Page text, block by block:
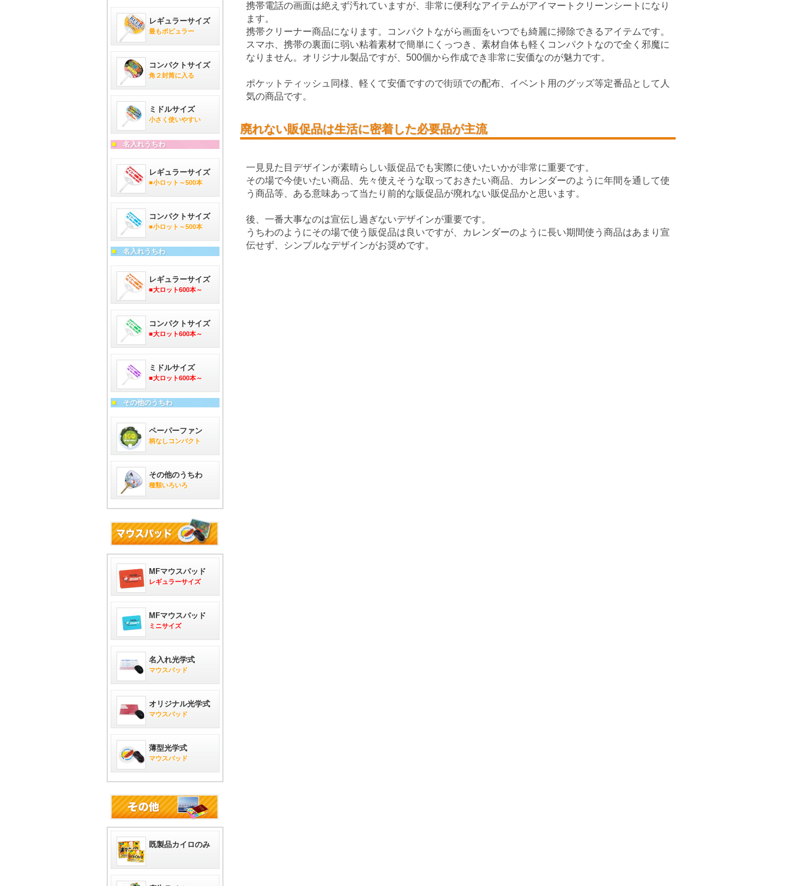
携帯電話の画面は絶えず汚れていますが、非常に便利なアイテムがアイマートクリーンシートになり
ます。
携帯クリーナー商品になります。コンパクトながら画面をいつでも綺麗に掃除できるアイテムです。
スマホ、携帯の裏面に弱い粘着素材で簡単にくっつき、素材自体も軽くコンパクトなので全く邪魔に
なりません。オリジナル製品ですが、500個から作成でき非常に安価なのが魅力です。
ポケットティッシュ同様、軽くて安価ですので街頭での配布、イベント用のグッズ等定番品として人
気の商品です。
廃れない販促品は生活に密着した必要品が主流
一見見た目デザインが素晴らしい販促品でも実際に使いたいかが非常に重要です。
その場で今使いたい商品、先々使えそうな取っておきたい商品、カレンダーのように年間を通して使
う商品等、ある意味あって当たり前的な販促品が廃れない販促品かと思います。
後、一番大事なのは宣伝し過ぎないデザインが重要です。
うちわのようにその場で使う販促品は良いですが、カレンダーのように長い期間使う商品はあまり宣
伝せず、シンプルなデザインがお奨めです。
レギュラーサイズ
最もポピュラー
コンパクトサイズ
角２封筒に入る
ミドルサイズ
小さく使いやすい
■名入れうちわ
レギュラーサイズ
■小ロット～500本
コンパクトサイズ
■小ロット～500本
■名入れうちわ
レギュラーサイズ
■大ロット600本～
コンパクトサイズ
■大ロット600本～
ミドルサイズ
■大ロット600本～
■その他のうちわ
ペーパーファン
柄なしコンパクト
その他のうちわ
種類いろいろ
MFマウスパッド
レギュラーサイズ
MFマウスパッド
ミニサイズ
名入れ光学式
マウスパッド
オリジナル光学式
マウスパッド
薄型光学式
マウスパッド
既製品カイロのみ